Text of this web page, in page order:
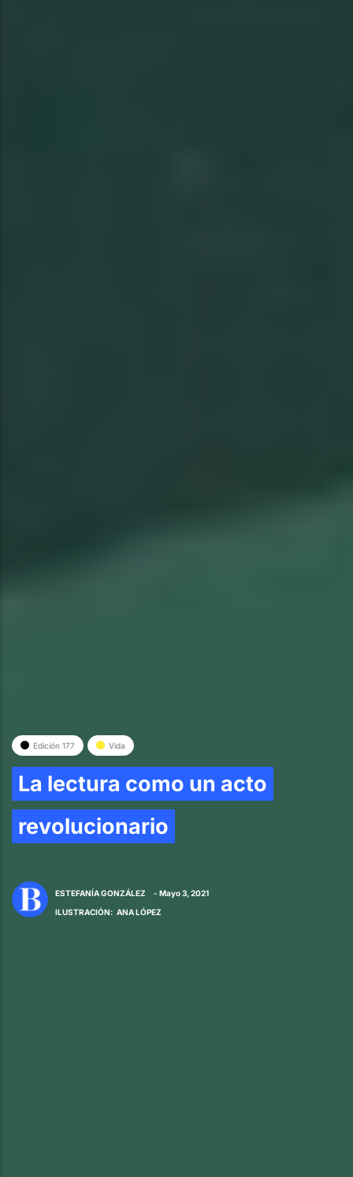
Edición 177 Vida
La lectura como un acto
revolucionario
ESTEFANÍA GONZÁLEZ
- Mayo 3, 2021
ILUSTRACIÓN: ANA LÓPEZ